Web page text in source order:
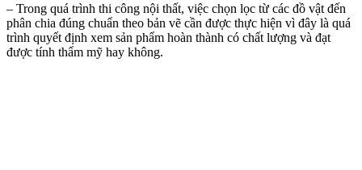
– Trong quá trình thi công nội thất, việc chọn lọc từ các đồ vật đến
phân chia đúng chuẩn theo bản vẽ cần được thực hiện vì đây là quá
trình quyết định xem sản phẩm hoàn thành có chất lượng và đạt
được tính thẩm mỹ hay không.